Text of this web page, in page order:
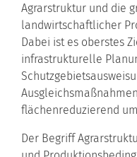
Agrarstruktur und die
landwirtschaftlicher
Dabei ist es oberstes
infrastrukturelle
flächenreduzierend
Der Begriff